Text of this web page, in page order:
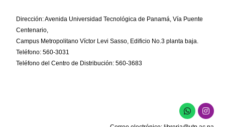
Dirección: Avenida Universidad Tecnológica de Panamá, Vía Puente
Centenario,
Campus Metropolitano Víctor Levi Sasso, Edificio No.3 planta baja.
Teléfono: 560-3031
Teléfono del Centro de Distribución: 560-3683
W
h
a
I
n
s